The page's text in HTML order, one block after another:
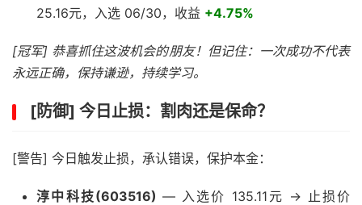
25.16元，入选 06/30，收益 +4.75%
[冠军] 恭喜抓住这波机会的朋友！但记住：一次成功不代表
永远正确，保持谦逊，持续学习。
[防御] 今日止损：割肉还是保命？
[警告] 今日触发止损，承认错误，保护本金：
淳中科技(603516) — 入选价 135.11元 → 止损价